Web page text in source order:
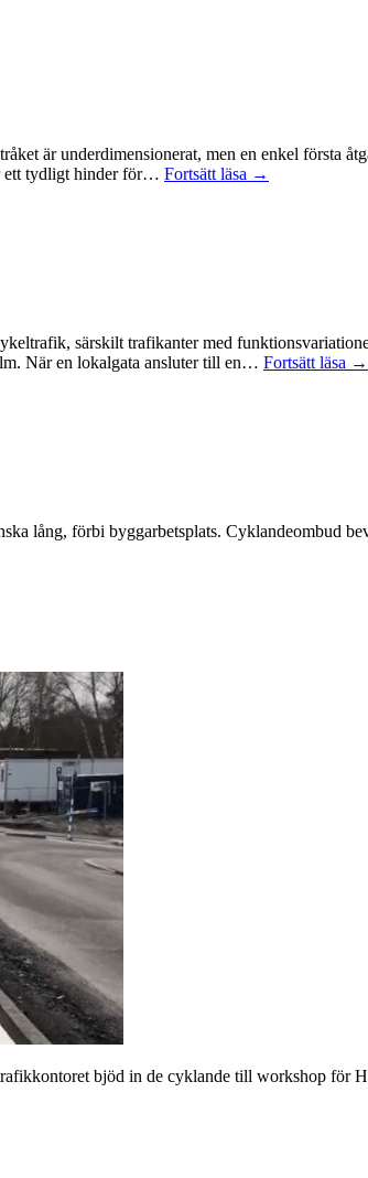
är underdimensionerat, men en enkel första
ett tydligt hinder för… Fortsätt läsa →
särskilt trafikanter med
När en lokalgata ansluter till en… Fortsätt läsa →
lång, förbi byggarbetsplats. Cyklandeombud
bjöd in de cyklande till workshop